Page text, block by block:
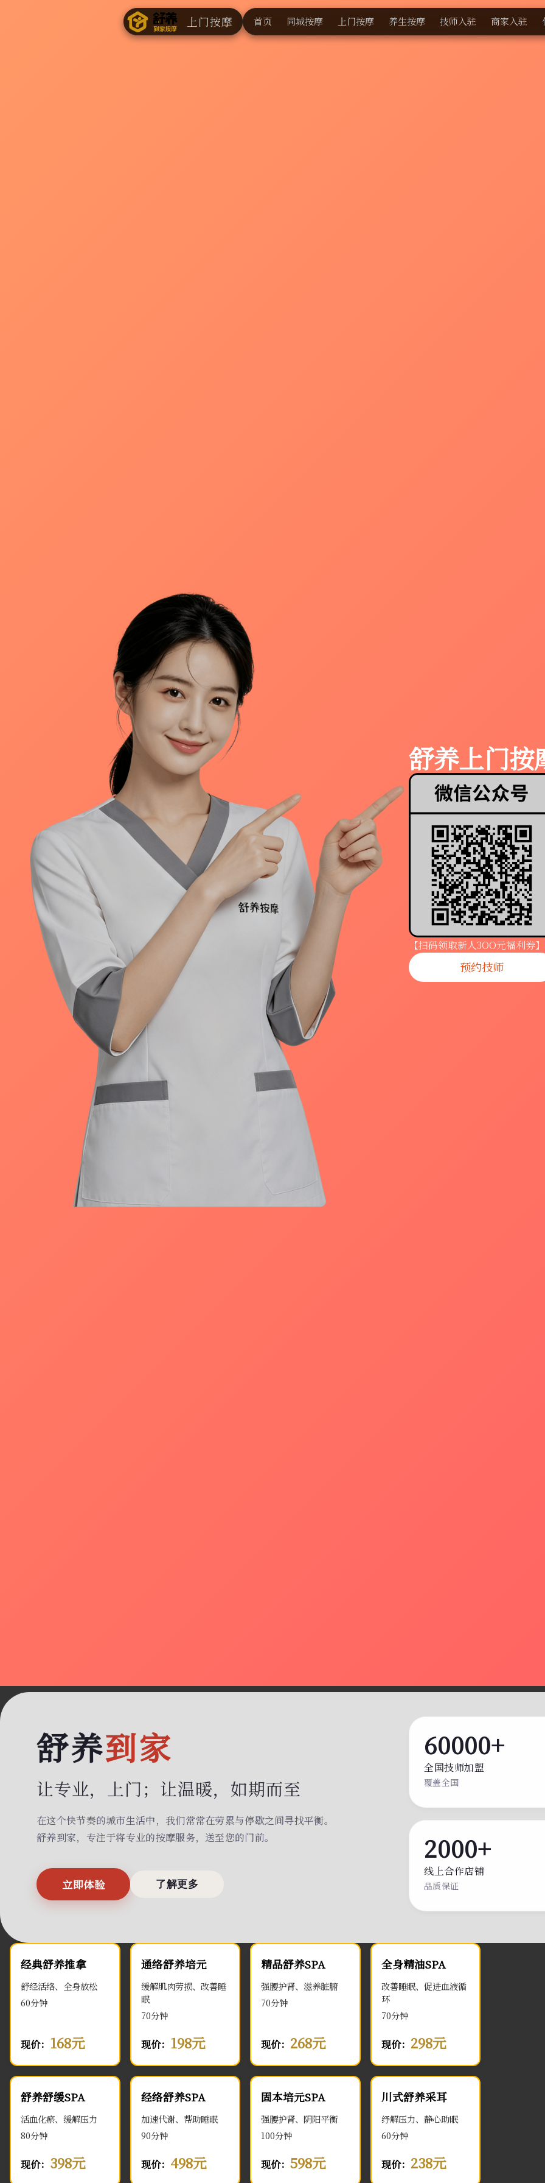
上门按摩 首页 同城按摩 上门按摩 养生按摩 技师入驻 商家入驻
舒养上门按
【扫码领取新人3OO元福利券】
预约技师
舒养到家
让专业，上门； 让温暖，如期而至
在这个快节奏的城市生活中，我们常常在劳累与停歇之间寻找平衡。
舒养到家，专注于将专业的按摩服务，送至您的门前。
立即体验 了解更多
60000+
全国技师加盟
覆盖全国
2000+
线上合作店铺
品质保证
经典舒养推拿
舒经活络、全身放松
60分钟
现价： 168元
通络舒养培元
缓解肌肉劳损、改善睡
眠
70分钟
现价： 198元
精品舒养SPA
强腰护肾、滋养脏腑
70分钟
现价： 268元
全身精油SPA
改善睡眠、促进血液循
环
70分钟
现价： 298元
舒养舒缓SPA
活血化瘀、缓解压力
80分钟
现价： 398元
经络舒养SPA
加速代谢、帮助睡眠
90分钟
现价： 498元
固本培元SPA
强腰护肾、阴阳平衡
100分钟
现价：598元
川式舒养采耳
纾解压力、静心助眠
60分钟
现价： 238元